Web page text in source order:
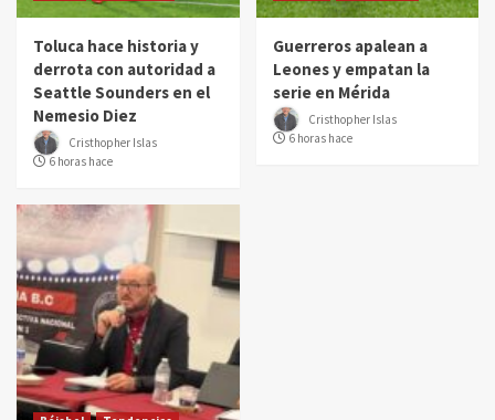
Toluca hace historia y
derrota con autoridad a
Seattle Sounders en el
Nemesio Diez
Cristhopher Islas
6 horas hace
Guerreros apalean a
Leones y empatan la
serie en Mérida
Cristhopher Islas
6 horas hace